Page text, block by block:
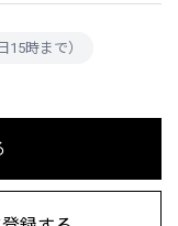
15時まで）